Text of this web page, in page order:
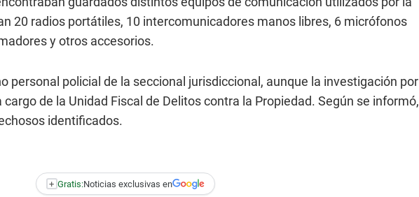
20 radios portátiles, 10 intercomunicadores manos libres, 6 micrófonos
y otros accesorios.
personal policial de la seccional jurisdiccional, aunque la investigación por
de la Unidad Fiscal de Delitos contra la Propiedad. Según se informó,
identificados.
+ Gratis:Noticias exclusivas en